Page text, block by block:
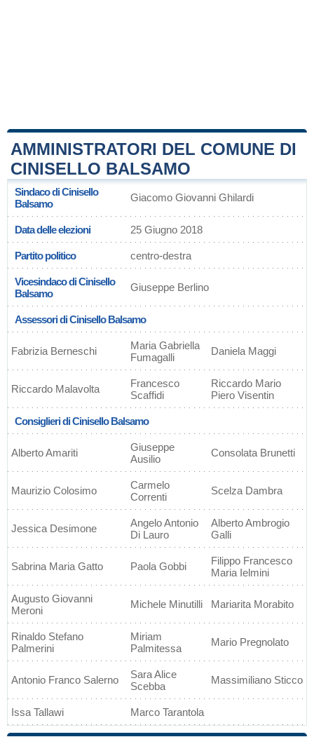
AMMINISTRATORI DEL COMUNE DI
CINISELLO BALSAMO
Sindaco di Cinisello
Balsamo
Giacomo Giovanni Ghilardi
Data delle elezioni 25 Giugno 2018
Partito politico centro-destra
Vicesindaco di Cinisello
Balsamo
Giuseppe Berlino
Assessori di Cinisello Balsamo
Fabrizia Berneschi
Maria Gabriella
Fumagalli
Daniela Maggi
Riccardo Malavolta
Francesco
Scaffidi
Riccardo Mario
Piero Visentin
Consiglieri di Cinisello Balsamo
Alberto Amariti
Giuseppe
Ausilio
Consolata Brunetti
Maurizio Colosimo
Carmelo
Correnti
Scelza Dambra
Jessica Desimone
Angelo Antonio
Di Lauro
Alberto Ambrogio
Galli
Sabrina Maria Gatto Paola Gobbi
Filippo Francesco
Maria Ielmini
Augusto Giovanni
Meroni
Michele Minutilli Mariarita Morabito
Rinaldo Stefano
Palmerini
Miriam
Palmitessa
Mario Pregnolato
Antonio Franco Salerno
Sara Alice
Scebba
Massimiliano Sticco
Issa Tallawi Marco Tarantola